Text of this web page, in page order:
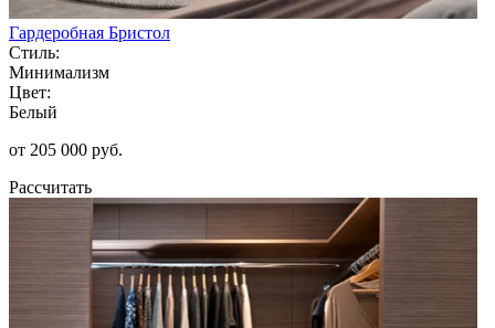
Гардеробная Бристол
Стиль:
Минимализм
Цвет:
Белый
от 205 000 руб.
Рассчитать